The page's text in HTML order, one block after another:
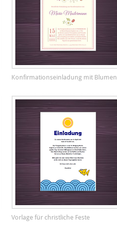
Konfirmationseinladung mit Blumen
Vorlage für christliche Feste